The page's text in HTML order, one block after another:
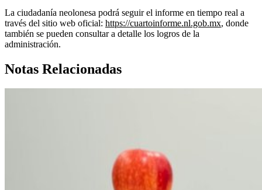
La ciudadanía neolonesa podrá seguir el informe en tiempo real a
través del sitio web oficial: https://cuartoinforme.nl.gob.mx, donde
también se pueden consultar a detalle los logros de la
administración.
Notas Relacionadas